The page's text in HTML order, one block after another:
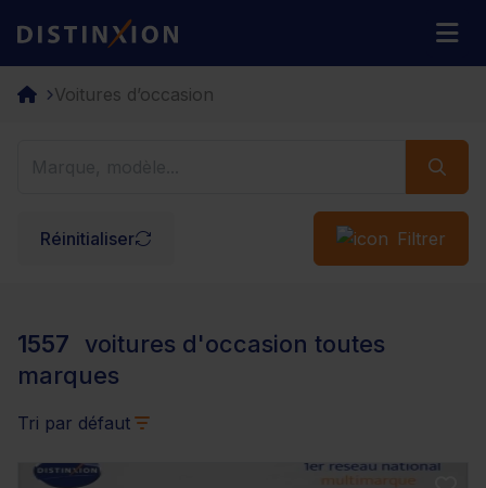
Distinxion
Voitures d’occasion
Réinitialiser Filtrer
1557
voitures d'occasion toutes
marques
Tri par défaut